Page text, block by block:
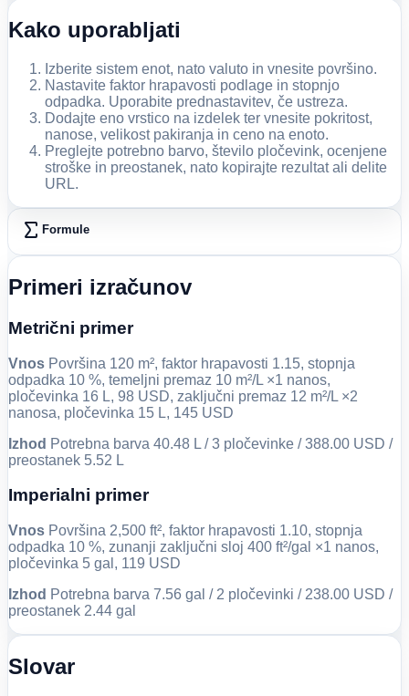
Kako uporabljati
Izberite sistem enot, nato valuto in vnesite površino.
Nastavite faktor hrapavosti podlage in stopnjo
odpadka. Uporabite prednastavitev, če ustreza.
Dodajte eno vrstico na izdelek ter vnesite pokritost,
nanose, velikost pakiranja in ceno na enoto.
Preglejte potrebno barvo, število pločevink, ocenjene
stroške in preostanek, nato kopirajte rezultat ali delite
URL.
Formule
Primeri izračunov
Metrični primer
Vnos Površina 120 m², faktor hrapavosti 1.15, stopnja
odpadka 10 %, temeljni premaz 10 m²/L ×1 nanos,
pločevinka 16 L, 98 USD, zaključni premaz 12 m²/L ×2
nanosa, pločevinka 15 L, 145 USD
Izhod Potrebna barva 40.48 L / 3 pločevinke / 388.00 USD /
preostanek 5.52 L
Imperialni primer
Vnos Površina 2,500 ft², faktor hrapavosti 1.10, stopnja
odpadka 10 %, zunanji zaključni sloj 400 ft²/gal ×1 nanos,
pločevinka 5 gal, 119 USD
Izhod Potrebna barva 7.56 gal / 2 pločevinki / 238.00 USD /
preostanek 2.44 gal
Slovar